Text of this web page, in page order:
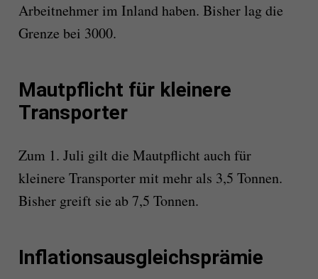
Arbeitnehmer im Inland haben. Bisher lag die
Grenze bei 3000.
Mautpflicht für kleinere
Transporter
Zum 1. Juli gilt die Mautpflicht auch für
kleinere Transporter mit mehr als 3,5 Tonnen.
Bisher greift sie ab 7,5 Tonnen.
Inflationsausgleichsprämie